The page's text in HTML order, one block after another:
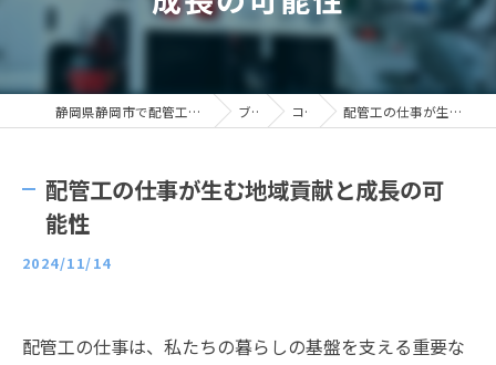
静岡県静岡市で配管工の求人なら有限会社長島設備 ブログ コラム 配管工の仕事が生む地域貢献と成長の可能性
配管工の仕事が生む地域貢献と成長の可
能性
2024/11/14
配管工の仕事は、私たちの暮らしの基盤を支える重要な